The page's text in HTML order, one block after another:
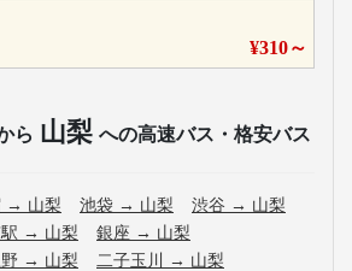
¥310～
ら 山梨 への高速バス・格安バス
→ 山梨 池袋 → 山梨 渋谷 → 山梨
→ 山梨 銀座 → 山梨
→ 山梨 二子玉川 → 山梨